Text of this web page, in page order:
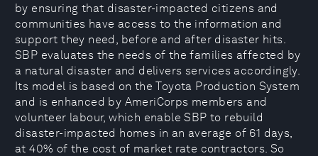
by ensuring that disaster-impacted citizens and
communities have access to the information and
support they need, before and after disaster hits.
SBP evaluates the needs of the families affected by
a natural disaster and delivers services accordingly.
Its model is based on the Toyota Production System
and is enhanced by AmeriCorps members and
volunteer labour, which enable SBP to rebuild
disaster-impacted homes in an average of 61 days,
at 40% of the cost of market rate contractors. So